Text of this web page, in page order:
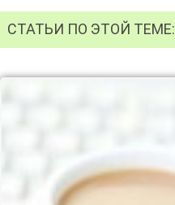
СТАТЬИ ПО ЭТОЙ ТЕМЕ: